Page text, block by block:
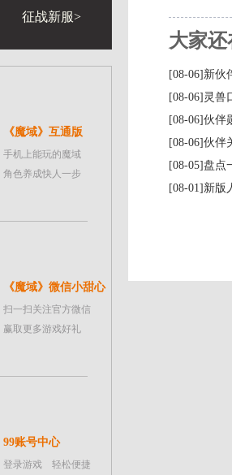
征战新服>
《魔域》互通版
手机上能玩的魔域
角色养成快人一步
《魔域》微信小甜心
扫一扫关注官方微信
赢取更多游戏好礼
99账号中心
登录游戏 轻松便捷
大家还
[08-06]新伙
[08-06]灵兽
[08-06]伙伴
[08-06]伙伴
[08-05]盘点
[08-01]新版